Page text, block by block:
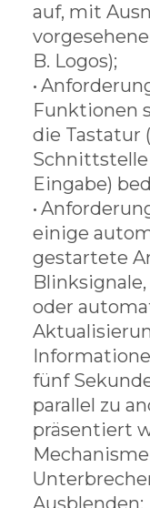
auf, mit
B. Logos);
•
Funktionen
die Tastatur
Eingabe)
•
einige
gestartete
oder
fünf
parallel zu
präsentiert
Ausblenden;